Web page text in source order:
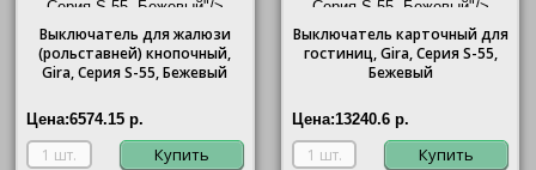
Серия S-55, Бежевый"/>
Выключатель для жалюзи
(рольставней) кнопочный,
Gira, Серия S-55, Бежевый
Цена:6574.15 р.
Купить
Серия S-55, Бежевый"/>
Выключатель карточный для
гостиниц,Gira, Серия S-55,
Бежевый
Цена:13240.6 р.
Купить